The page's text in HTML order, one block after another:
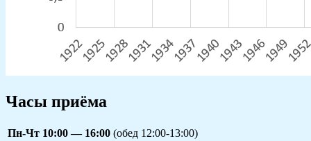
Часы приёма
Пн-Чт 10:00 — 16:00 (обед 12:00-13:00)